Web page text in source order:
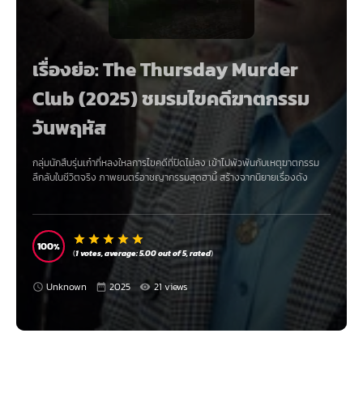
เรื่องย่อ: The Thursday Murder
Club (2025) ชมรมไขคดีฆาตกรรม
วันพฤหัส
กลุ่มนักสืบรุ่นเก๋าที่หลงใหลการไขคดีที่ปิดไม่ลง เข้าไปพัวพันกับเหตุฆาตกรรม
ลึกลับในชีวิตจริง ภาพยนตร์อาชญากรรมสุดฮานี้ สร้างจากนิยายเรื่องดัง
100 (1votes, average:5.00out of 5,rated)
Unknown 2025 21 views